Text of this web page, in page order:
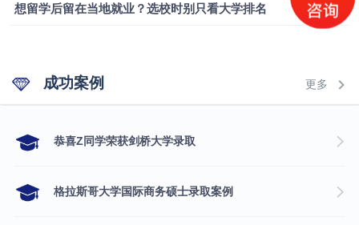
想留学后留在当地就业？选校时别只看大学排名
成功案例 更多
​恭喜Z同学荣获剑桥大学录取
格拉斯哥大学国际商务硕士录取案例